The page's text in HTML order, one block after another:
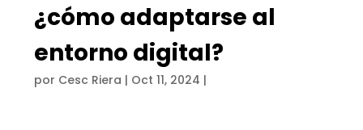
¿cómo adaptarse al
entorno digital?
por Cesc Riera | Oct 11, 2024 |